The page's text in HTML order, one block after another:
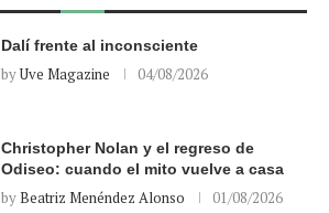
Dalí frente al inconsciente
byUve Magazine 04/08/2026
Christopher Nolan y el regreso de
Odiseo: cuando el mito vuelve a casa
byBeatriz Menéndez Alonso 01/08/2026